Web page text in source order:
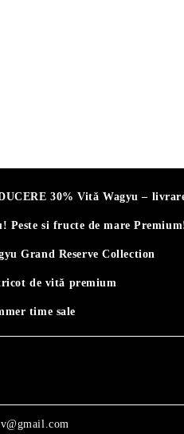
30% Vită Wagyu –
Peste si fructe de mare
Grand Reserve Collection
de vită premium
time sale